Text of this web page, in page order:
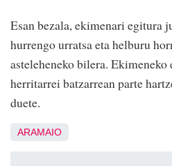
Esan bezala, ekimenari egitura
hurrengo urratsa eta helburu
asteleheneko bilera.
herritarrei batzarrean parte
duete.
ARAMAIO